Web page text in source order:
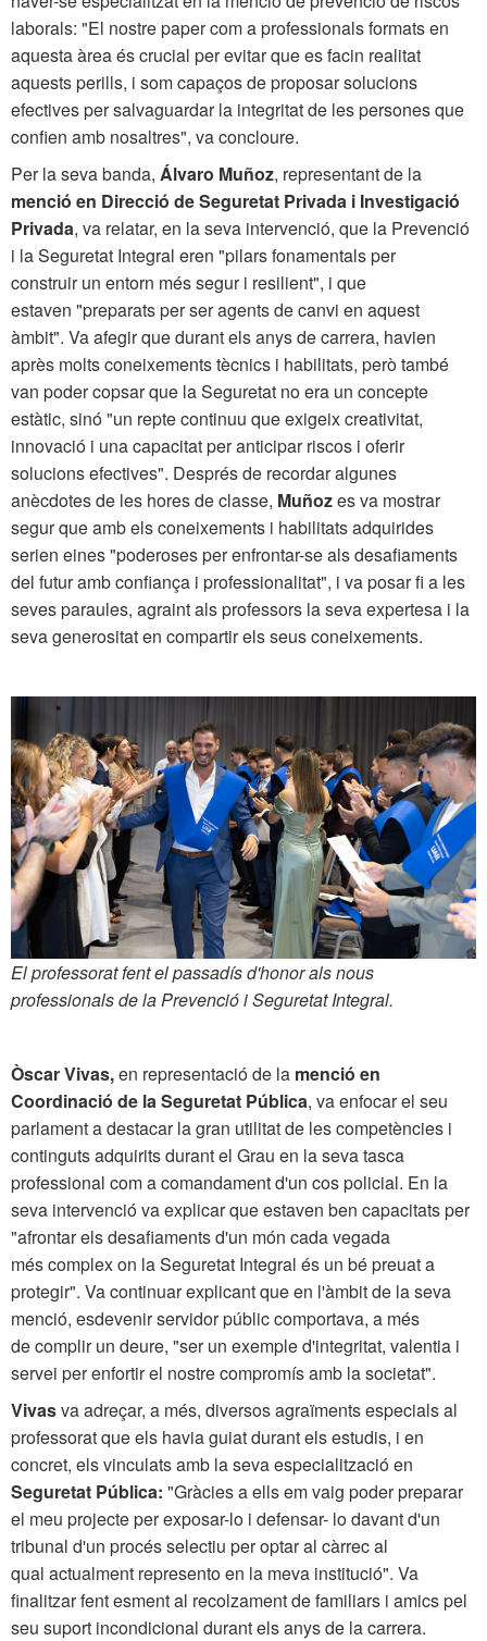
laborals: "El nostre paper com a professionals formats en
aquesta àrea és crucial per evitar que es facin realitat
aquests perills, i som capaços de proposar solucions
efectives per salvaguardar la integritat de les persones que
confien amb nosaltres", va concloure.
Per la seva banda, Álvaro Muñoz, representant de la
menció en Direcció de Seguretat Privada i Investigació
Privada, va relatar, en la seva intervenció, que la Prevenció
i la Seguretat Integral eren "pilars fonamentals per
construir un entorn més segur i resilient", i que
estaven "preparats per ser agents de canvi en aquest
àmbit". Va afegir que durant els anys de carrera, havien
après molts coneixements tècnics i habilitats, però també
van poder copsar que la Seguretat no era un concepte
estàtic, sinó "un repte continuu que exigeix creativitat,
innovació i una capacitat per anticipar riscos i oferir
solucions efectives". Després de recordar algunes
anècdotes de les hores de classe, Muñozes va mostrar
segur que amb els coneixements i habilitats adquirides
serien eines "poderoses per enfrontar-se als desafiaments
del futur amb confiança i professionalitat", i va posar fi a les
seves paraules, agraint als professors la seva expertesa i la
seva generositat en compartir els seus coneixements.
El professorat fent el passadís d'honor als nous
professionals de la Prevenció i Seguretat Integral.
Òscar Vivas,en representació de la menció en
Coordinació de la Seguretat Pública, va enfocar el seu
parlament a destacar la gran utilitat de les competències i
continguts adquirits durant el Grau en la seva tasca
professional com a comandament d'un cos policial. En la
seva intervenció va explicar que estaven ben capacitats per
"afrontar els desafiaments d'un món cada vegada
més complex on la Seguretat Integral és un bé preuat a
protegir". Va continuar explicant que en l'àmbit de la seva
menció, esdevenir servidor públic comportava, a més
de complir un deure, "ser un exemple d'integritat, valentia i
servei per enfortir el nostre compromís amb la societat".
Vivasva adreçar, a més, diversos agraïments especials al
professorat que els havia guiat durant els estudis, i en
concret, els vinculats amb la seva especialització en
Seguretat Pública: "Gràcies a ells em vaig poder preparar
el meu projecte per exposar-lo i defensar- lo davant d'un
tribunal d'un procés selectiu per optar al càrrec al
qual actualment represento en la meva institució". Va
finalitzar fent esment al recolzament de familiars i amics pel
seu suport incondicional durant els anys de la carrera.